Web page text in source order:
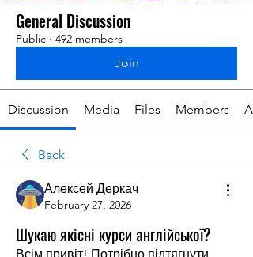
General Discussion
Public · 492 members
Join
Discussion Media Files Members
Back
Алексей Деркач
February 27, 2026
Шукаю якісні курси англійської?